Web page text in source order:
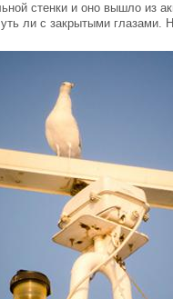
стенки и оно вышло из
ли с закрытыми глазами.